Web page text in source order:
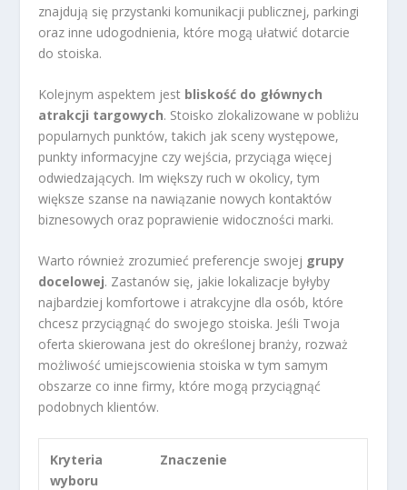
znajdują się przystanki komunikacji publicznej, parkingi
oraz inne udogodnienia, które mogą ułatwić dotarcie
do stoiska.
Kolejnym aspektem jest bliskość do głównych
atrakcji targowych. Stoisko zlokalizowane w pobliżu
popularnych punktów, takich jak sceny występowe,
punkty informacyjne czy wejścia, przyciąga więcej
odwiedzających. Im większy ruch w okolicy, tym
większe szanse na nawiązanie nowych kontaktów
biznesowych oraz poprawienie widoczności marki.
Warto również zrozumieć preferencje swojej grupy
docelowej. Zastanów się, jakie lokalizacje byłyby
najbardziej komfortowe i atrakcyjne dla osób, które
chcesz przyciągnąć do swojego stoiska. Jeśli Twoja
oferta skierowana jest do określonej branży, rozważ
możliwość umiejscowienia stoiska w tym samym
obszarze co inne firmy, które mogą przyciągnąć
podobnych klientów.
Kryteria
wyboru
Znaczenie